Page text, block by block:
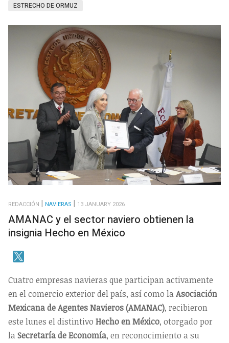
ESTRECHO DE ORMUZ
REDACCIÓN NAVIERAS 13 JANUARY 2026
AMANAC y el sector naviero obtienen la
insignia Hecho en México
Cuatro empresas navieras que participan activamente
en el comercio exterior del país, así como laAsociación
Mexicana de Agentes Navieros (AMANAC), recibieron
este lunes el distintivo Hecho en México, otorgado por
laSecretaría de Economía, en reconocimiento a su